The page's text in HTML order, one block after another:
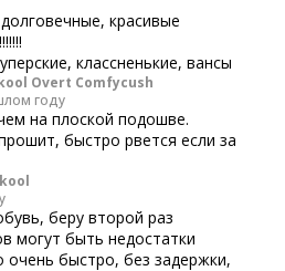
красивые
классненькие, вансы
Overt Comfycush
году
на плоской подошве.
быстро рвется если за
беру второй раз
могут быть недостатки
очень быстро, без задержки,